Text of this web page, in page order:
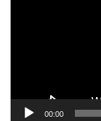
00:00